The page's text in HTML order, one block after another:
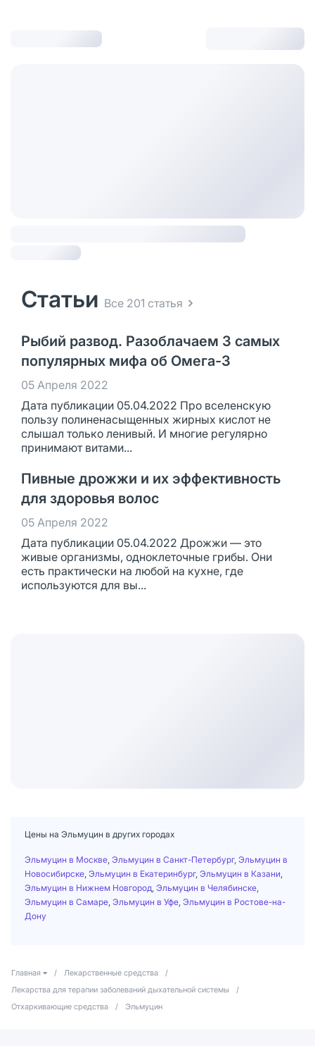
Статьи Все 201 статья
Рыбий развод. Разоблачаем 3 самых
популярных мифа об Омега-3
05 Апреля 2022
Дата публикации 05.04.2022 Про вселенскую
пользу полиненасыщенных жирных кислот не
слышал только ленивый. И многие регулярно
принимают витами...
Пивные дрожжи и их эффективность
для здоровья волос
05 Апреля 2022
Дата публикации 05.04.2022 Дрожжи — это
живые организмы, одноклеточные грибы. Они
есть практически на любой на кухне, где
используются для вы...
Цены на Эльмуцин в других городах
Эльмуцин в Москве Эльмуцин в Санкт-Петербург, Эльмуцин в
Новосибирске Эльмуцин в Екатеринбург, Эльмуцин в Казани
Эльмуцин в Нижнем Новгород Эльмуцин в Челябинске
Эльмуцин в Самаре Эльмуцин в Уфе Эльмуцин в Ростове-на-
Дону
Главная / Лекарственные средства
/
Лекарства для терапии заболеваний дыхательной системы
/
Отхаркивающие средства
/ Эльмуцин